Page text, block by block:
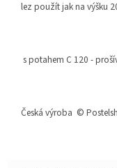
lez použít jak na výšku
s potahem C 120 -
Česká výroba ©